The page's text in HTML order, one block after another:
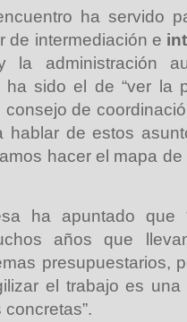
ha servido
de intermediación e
la administración
ha sido el de “ver la
de
hablar de estos
hacer el mapa
ha apuntado que
años que
presupuestarios,
el trabajo es